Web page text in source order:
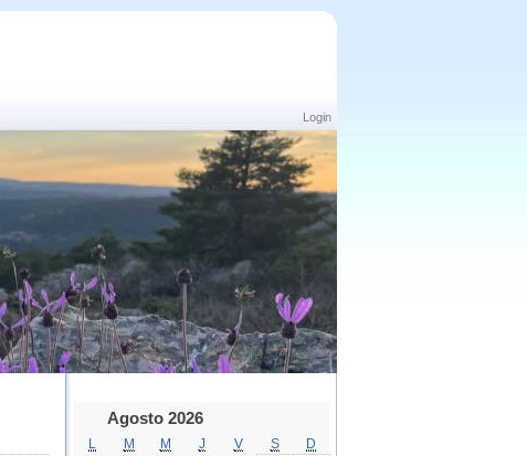
Login
Agosto 2026
M M J V S
D